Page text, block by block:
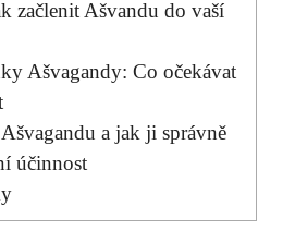
začlenit Ašvandu‌ do vaší
Ašvagandy: ‌Co ⁣očekávat​
a jak ji správně
účinnost